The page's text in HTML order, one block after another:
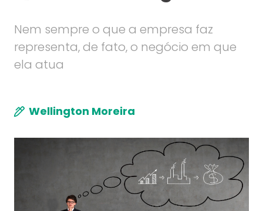
Nem sempre o que a empresa faz
representa, de fato, o negócio em que
ela atua
Wellington Moreira